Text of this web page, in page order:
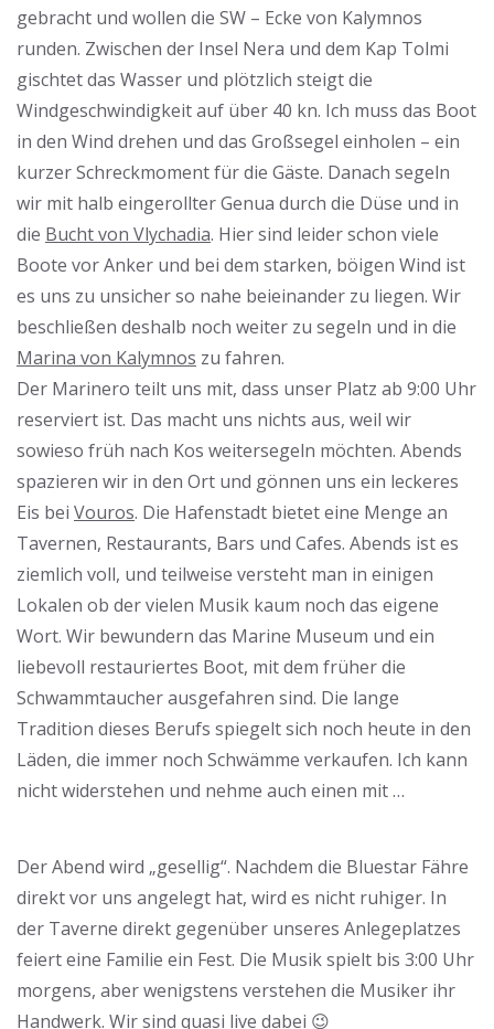
gebracht und wollen die SW – Ecke von Kalymnos
runden. Zwischen der Insel Nera und dem Kap Tolmi
gischtet das Wasser und plötzlich steigt die
Windgeschwindigkeit auf über 40 kn. Ich muss das Boot
in den Wind drehen und das Großsegel einholen – ein
kurzer Schreckmoment für die Gäste. Danach segeln
wir mit halb eingerollter Genua durch die Düse und in
die Bucht von Vlychadia. Hier sind leider schon viele
Boote vor Anker und bei dem starken, böigen Wind ist
es uns zu unsicher so nahe beieinander zu liegen. Wir
beschließen deshalb noch weiter zu segeln und in die
Marina von Kalymnos zu fahren.
Der Marinero teilt uns mit, dass unser Platz ab 9:00 Uhr
reserviert ist. Das macht uns nichts aus, weil wir
sowieso früh nach Kos weitersegeln möchten. Abends
spazieren wir in den Ort und gönnen uns ein leckeres
Eis bei Vouros. Die Hafenstadt bietet eine Menge an
Tavernen, Restaurants, Bars und Cafes. Abends ist es
ziemlich voll, und teilweise versteht man in einigen
Lokalen ob der vielen Musik kaum noch das eigene
Wort. Wir bewundern das Marine Museum und ein
liebevoll restauriertes Boot, mit dem früher die
Schwammtaucher ausgefahren sind. Die lange
Tradition dieses Berufs spiegelt sich noch heute in den
Läden, die immer noch Schwämme verkaufen. Ich kann
nicht widerstehen und nehme auch einen mit …
Der Abend wird „gesellig“. Nachdem die Bluestar Fähre
direkt vor uns angelegt hat, wird es nicht ruhiger. In
der Taverne direkt gegenüber unseres Anlegeplatzes
feiert eine Familie ein Fest. Die Musik spielt bis 3:00 Uhr
morgens, aber wenigstens verstehen die Musiker ihr
Handwerk. Wir sind quasi live dabei 😉